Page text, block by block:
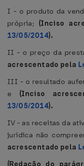
I - o produto da
própria; (Inciso
13/05/2014).
II - o preço da
acrescentado pela
III - o resultado
e (Inciso
13/05/2014).
IV - as receitas da
jurídica não
acrescentado pela
(Redação do